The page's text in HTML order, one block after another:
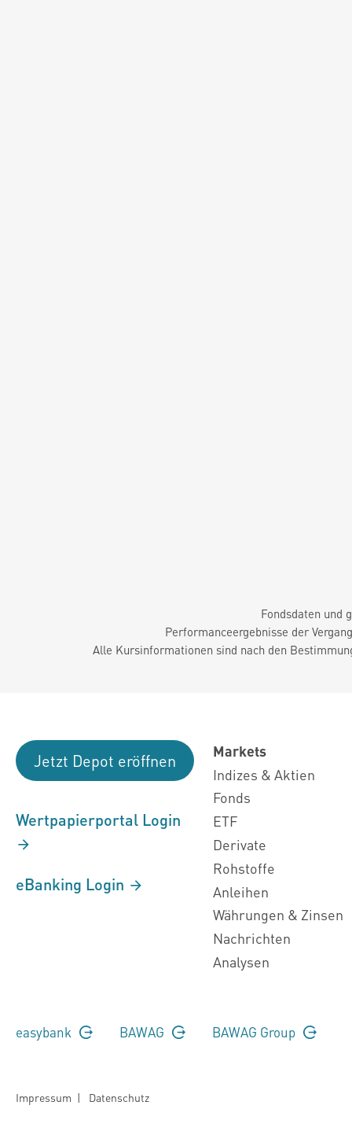
Fondsdaten und
Performanceergebnisse der
Alle Kursinformationen sind nach den
Jetzt Depot eröffnen
Wertpapierportal Login
eBanking Login
Markets
Indizes & Aktien
Fonds
ETF
Derivate
Rohstoffe
Anleihen
Währungen & Zinsen
Nachrichten
Analysen
easybank BAWAG BAWAG Group
Impressum | Datenschutz